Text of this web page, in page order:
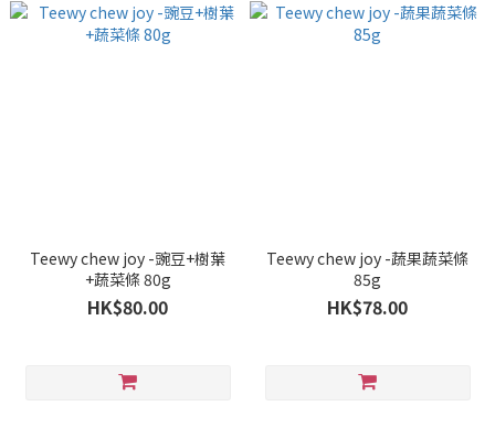
Teewy chew joy -豌豆+樹葉
+蔬菜條 80g
HK$80.00
Teewy chew joy -蔬果蔬菜條
85g
HK$78.00